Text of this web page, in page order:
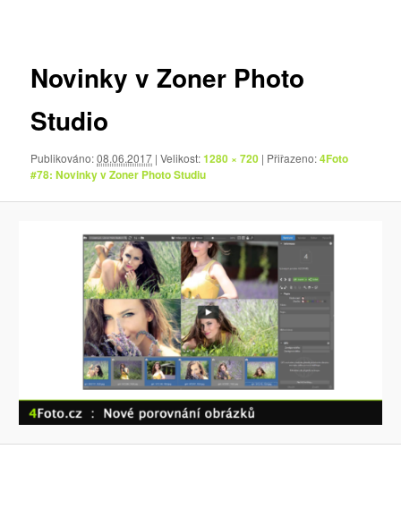
Novinky v Zoner Photo
Studio
Publikováno:08.06.2017 | Velikost:1280 × 720 | Přiřazeno:4Foto
#78: Novinky v Zoner Photo Studiu